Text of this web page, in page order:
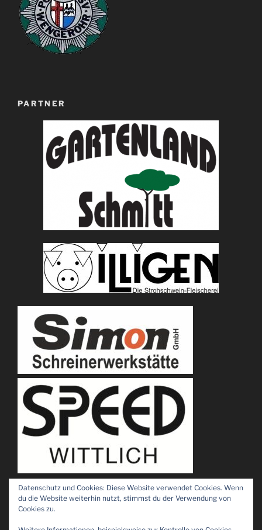
PARTNER
Datenschutz und Cookies: Diese Website verwendet Cookies. Wenn
du die Website weiterhin nutzt, stimmst du der Verwendung von
Cookies zu.